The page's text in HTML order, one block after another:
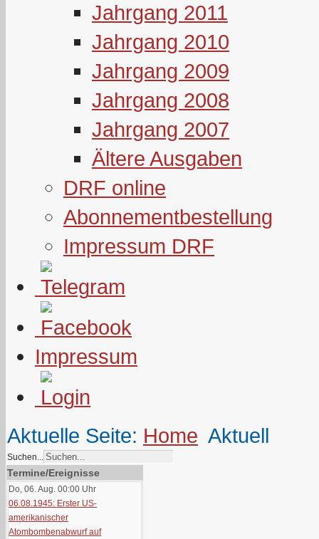
Jahrgang 2011
Jahrgang 2010
Jahrgang 2009
Jahrgang 2008
Jahrgang 2007
Ältere Ausgaben
DRF online
Abonnementbestellung
Impressum DRF
Impressum
Aktuelle Seite: Home Aktuell
Suchen...
Termine/Ereignisse
Do, 06. Aug. 00:00 Uhr
06.08.1945: Erster US-
amerikanischer
Atombombenabwurf auf